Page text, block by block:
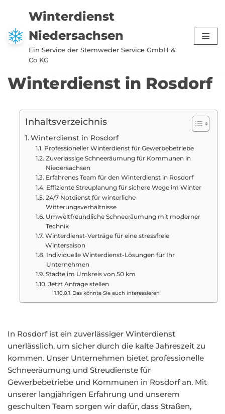
Zum
Inhalt
springen
Winterdienst
Niedersachsen
Ein Service der Stemweder Service GmbH &
Co KG
Winterdienst in Rosdorf
Inhaltsverzeichnis
Winterdienst in Rosdorf
Professioneller Winterdienst für Gewerbebetriebe
Zuverlässige Schneeräumung für Kommunen in
Niedersachsen
Erfahrenes Team für den Winterdienst in Rosdorf
Effiziente Streuplanung für sichere Wege im Winter
24/7 Notdienst für winterliche
Witterungsverhältnisse
Umweltfreundliche Schneeräumung mit moderner
Technik
Winterdienst-Verträge für eine stressfreie
Wintersaison
Individuelle Winterdienst-Lösungen für Ihr
Unternehmen
Städte im Umkreis von 50 km
Jetzt Anfrage stellen
Das könnte Sie auch interessieren
In Rosdorf ist ein zuverlässiger Winterdienst
unerlässlich, um sicher durch die kalte Jahreszeit zu
kommen. Unser Unternehmen bietet professionelle
Schneeräumung und Streudienste für
Gewerbebetriebe und Kommunen in Rosdorf an. Mit
unserer langjährigen Erfahrung und unserem
geschulten Team sorgen wir dafür, dass Straßen,